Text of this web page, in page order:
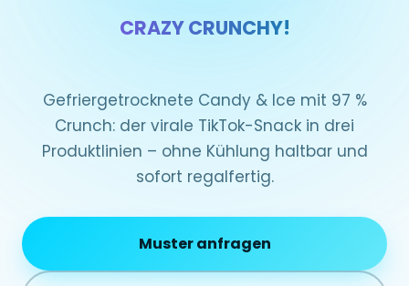
CRAZY CRUNCHY!
Gefriergetrocknete Candy & Ice mit 97 %
Crunch: der virale TikTok-Snack in drei
Produktlinien – ohne Kühlung haltbar und
sofort regalfertig.
Muster anfragen